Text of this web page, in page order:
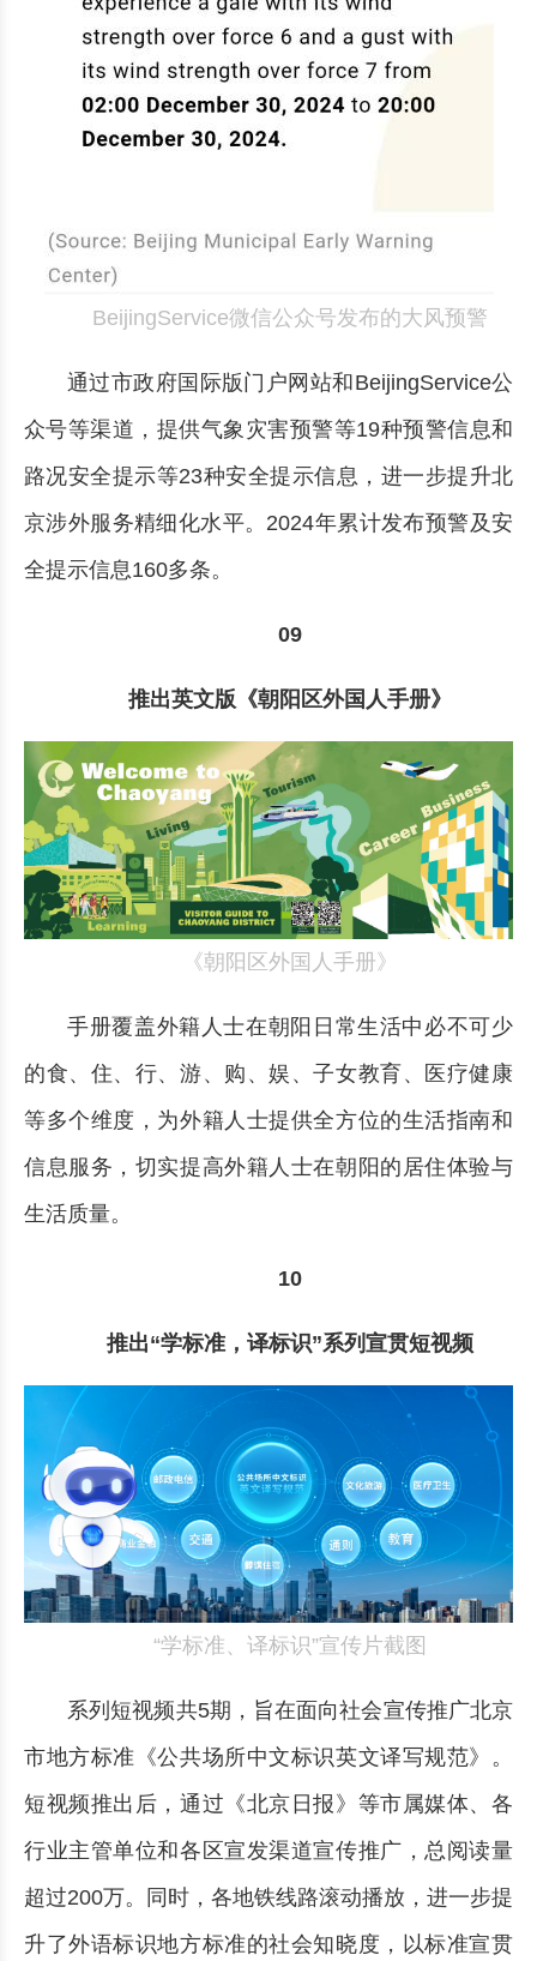
BeijingService微信公众号发布的大风预警
通过市政府国际版门户网站和BeijingService公
众号等渠道，提供气象灾害预警等19种预警信息和
路况安全提示等23种安全提示信息，进一步提升北
京涉外服务精细化水平。2024年累计发布预警及安
全提示信息160多条。
09
推出英文版《朝阳区外国人手册》
《朝阳区外国人手册》
手册覆盖外籍人士在朝阳日常生活中必不可少
的食、住、行、游、购、娱、子女教育、医疗健康
等多个维度，为外籍人士提供全方位的生活指南和
信息服务，切实提高外籍人士在朝阳的居住体验与
生活质量。
10
推出“学标准，译标识”系列宣贯短视频
“学标准、译标识”宣传片截图
系列短视频共5期，旨在面向社会宣传推广北京
市地方标准《公共场所中文标识英文译写规范》。
短视频推出后，通过《北京日报》等市属媒体、各
行业主管单位和各区宣发渠道宣传推广，总阅读量
超过200万。同时，各地铁线路滚动播放，进一步提
升了外语标识地方标准的社会知晓度，以标准宣贯